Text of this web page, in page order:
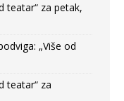
teatar“ za petak,
„Više od
teatar“ za